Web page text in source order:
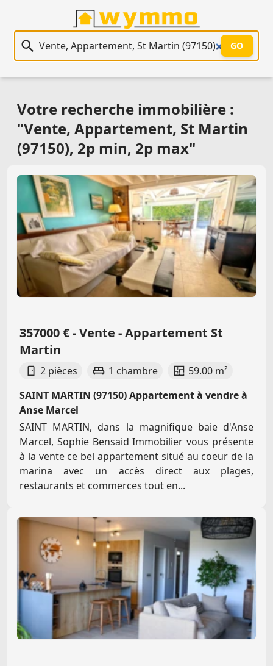
Recherche immobilière
GO
Votre recherche immobilière :
"Vente, Appartement, St Martin
(97150), 2p min, 2p max"
357000 € - Vente - Appartement St
Martin
2 pièces 1 chambre
59.00 m²
SAINT MARTIN (97150) Appartement à vendre à
Anse Marcel
SAINT MARTIN, dans la magnifique baie d'Anse
Marcel, Sophie Bensaid Immobilier vous présente
à la vente ce bel appartement situé au coeur de la
marina avec un accès direct aux plages,
restaurants et commerces tout en...